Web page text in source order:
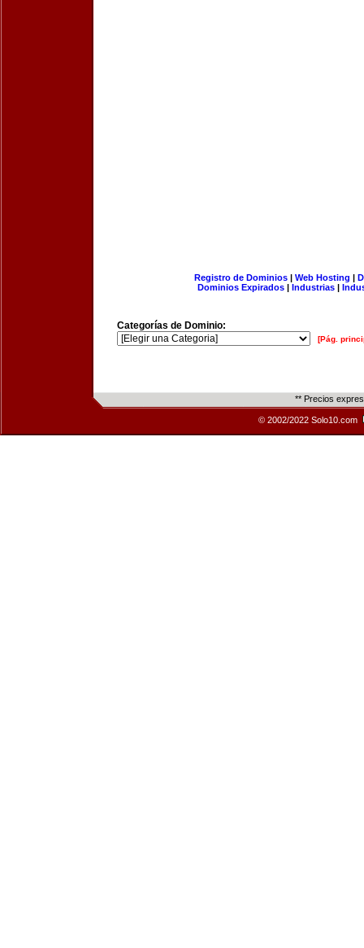
Registro de Dominios| Web Hosting |
Dominios Expirados | Industrias |
Categorías de Dominio:
[Pág.
** Precios
© 2002/2022 Solo10.com